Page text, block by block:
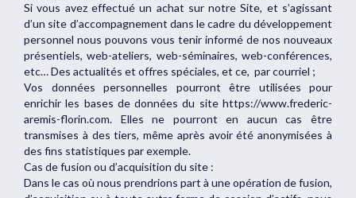
Si vous avez effectué un achat sur notre Site, et s’agissant
d’un site d’accompagnement dans le cadre du développement
personnel nous pouvons vous tenir informé de nos nouveaux
présentiels, web-ateliers, web-séminaires, web-conférences,
etc… Des actualités et offres spéciales, et ce, par courriel ;
Vos données personnelles pourront être utilisées pour
enrichir les bases de données du site https://www.frederic-
aremis-florin.com. Elles ne pourront en aucun cas être
transmises à des tiers, même après avoir été anonymisées à
des fins statistiques par exemple.
Cas de fusion ou d’acquisition du site :
Dans le cas où nous prendrions part à une opération de fusion,